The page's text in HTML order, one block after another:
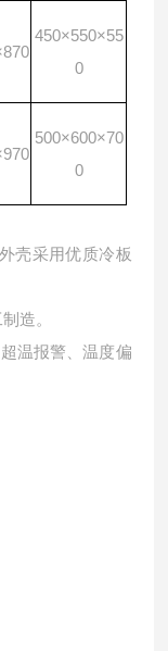
450×550×55
0
500×600×70
0
外壳采用优质冷板
造。
温报警、温度偏